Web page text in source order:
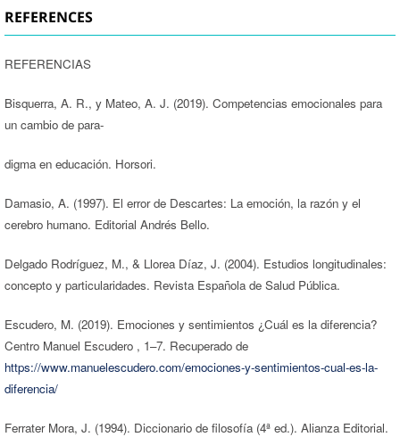
REFERENCES
REFERENCIAS
Bisquerra, A. R., y Mateo, A. J. (2019). Competencias emocionales para
un cambio de para-
digma en educación. Horsori.
Damasio, A. (1997). El error de Descartes: La emoción, la razón y el
cerebro humano. Editorial Andrés Bello.
Delgado Rodríguez, M., & Llorea Díaz, J. (2004). Estudios longitudinales:
concepto y particularidades. Revista Española de Salud Pública.
Escudero, M. (2019). Emociones y sentimientos ¿Cuál es la diferencia?
Centro Manuel Escudero , 1–7. Recuperado de
https://www.manuelescudero.com/emociones-y-sentimientos-cual-es-la-
diferencia/
Ferrater Mora, J. (1994). Diccionario de filosofía (4ª ed.). Alianza Editorial.